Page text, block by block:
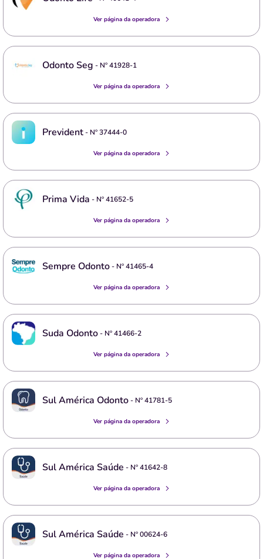
Ver página da operadora
Odonto Seg - Nº41928-1
Ver página da operadora
Prevident- Nº37444-0
Ver página da operadora
Prima Vida - Nº41652-5
Ver página da operadora
Sempre Odonto- Nº41465-4
Ver página da operadora
Suda Odonto- Nº41466-2
Ver página da operadora
Sul América Odonto- Nº41781-5
Ver página da operadora
Sul América Saúde - Nº41642-8
Ver página da operadora
Sul América Saúde - Nº00624-6
Ver página da operadora